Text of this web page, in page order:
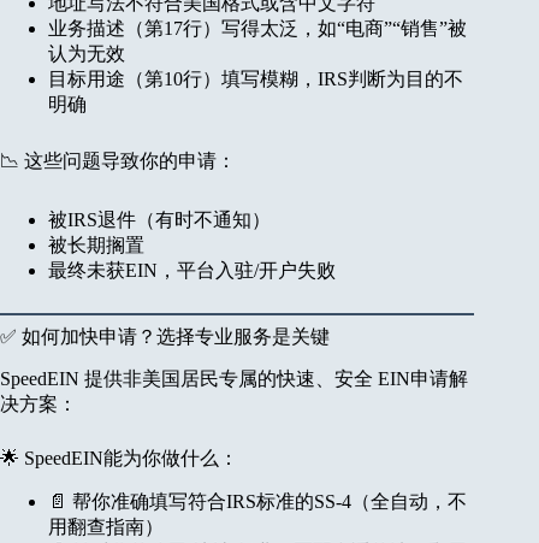
业务描述（第17行）写得太泛，如“电商”“销售”被
认为无效
目标用途（第10行）填写模糊，IRS判断为目的不
明确
📉 这些问题导致你的申请：
被IRS退件（有时不通知）
被长期搁置
最终未获EIN，平台入驻/开户失败
✅ 如何加快申请？选择专业服务是关键
SpeedEIN 提供非美国居民专属的快速、安全 EIN申请解
决方案：
🌟 SpeedEIN能为你做什么：
📄 帮你准确填写符合IRS标准的SS-4（全自动，不
用翻查指南）